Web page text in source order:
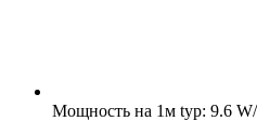
Мощность на 1м typ: 9.6